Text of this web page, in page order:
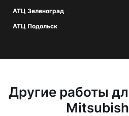
АТЦ Зеленоград
АТЦ Подольск
Другие работы